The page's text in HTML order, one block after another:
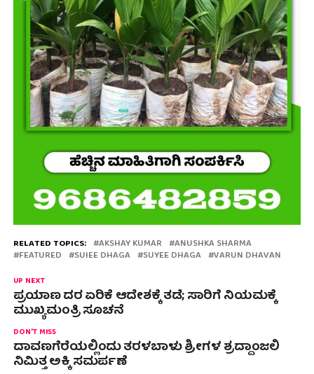
RELATED TOPICS: AKSHAY KUMAR ANUSHKA SHARMA
FEATURED SUIEE DHAGA SUYEE DHAGA VARUN DHAVAN
UP NEXT
ಪ್ರಯಾಣ ದರ ಏರಿಕೆ ಆದೇಶಕ್ಕೆ ತಡೆ; ಸಾರಿಗೆ ನಿಯಮಕ್ಕೆ
ಮುಖ್ಯಮಂತ್ರಿ ಸೂಚನೆ
DON'T MISS
ದಾವಣಗೆರೆಯಲ್ಲಿಂದು ತರಳಬಾಳು ಶ್ರೀಗಳ ಶ್ರದ್ದಾಂಜಲಿ
ನಿಮಿತ್ತ ಅಕ್ಕಿ ಸಮರ್ಪಣೆ